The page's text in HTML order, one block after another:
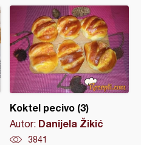
Koktel pecivo (3)
Autor: Danijela Žikić
3841